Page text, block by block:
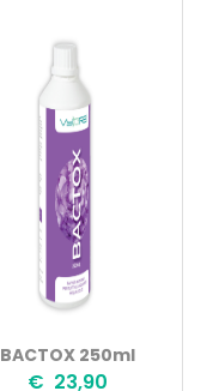
BACTOX 250ml
€ 23,90